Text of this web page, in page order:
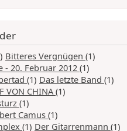
Bitteres Vergnügen (1)
- 20. Februar 2012(1)
(1) Das letzte Band (1)
VON CHINA(1)
(1)
Camus (1)
(1) Der Gitarrenmann (1)